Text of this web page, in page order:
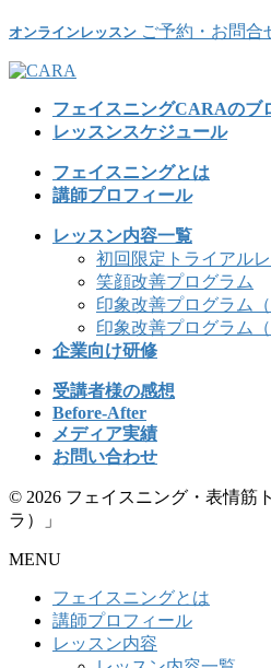
オンラインレッスン ご予約・お問合
フェイスニングCARAのブ
レッスンスケジュール
フェイスニングとは
講師プロフィール
レッスン内容一覧
初回限定トライアル
笑顔改善プログラム
印象改善プログラム（
印象改善プログラム
企業向け研修
受講者様の感想
Before-After
メディア実績
お問い合わせ
© 2026 フェイスニング・表情筋
ラ）」
MENU
フェイスニングとは
講師プロフィール
レッスン内容